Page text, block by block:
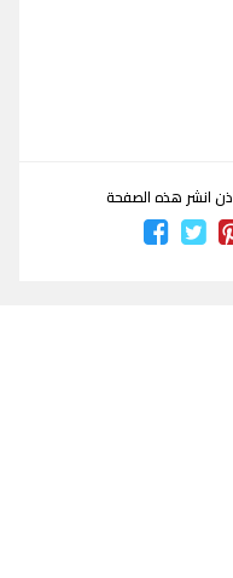
انشر هذه الصفحة